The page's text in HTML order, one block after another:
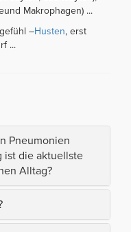
Makrophagen) ...
–Husten, erst
...
Pneumonien
ist die aktuellste
Alltag?